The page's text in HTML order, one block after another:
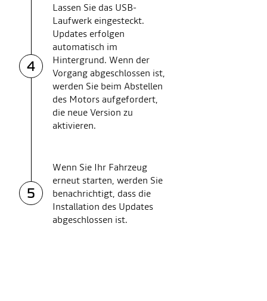
4
Lassen Sie das USB-
Laufwerk eingesteckt.
Updates erfolgen
automatisch im
Hintergrund. Wenn der
Vorgang abgeschlossen ist,
werden Sie beim Abstellen
des Motors aufgefordert,
die neue Version zu
aktivieren.
5
Wenn Sie Ihr Fahrzeug
erneut starten, werden Sie
benachrichtigt, dass die
Installation des Updates
abgeschlossen ist.